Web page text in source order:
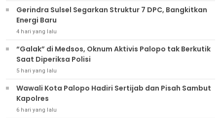
Gerindra Sulsel Segarkan Struktur 7 DPC, Bangkitkan
Energi Baru
4 hari yang lalu
“Galak” di Medsos, Oknum Aktivis Palopo tak Berkutik
Saat Diperiksa Polisi
5 hari yang lalu
Wawali Kota Palopo Hadiri Sertijab dan Pisah Sambut
Kapolres
6 hari yang lalu